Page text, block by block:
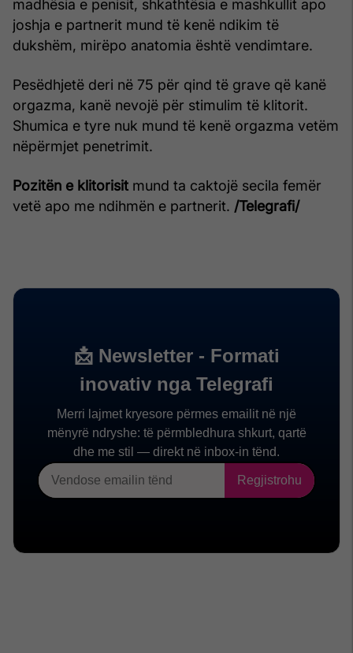
madhësia e penisit, shkathtësia e mashkullit apo
joshja e partnerit mund të kenë ndikim të
dukshëm, mirëpo anatomia është vendimtare.
Pesëdhjetë deri në 75 për qind të grave që kanë
orgazma, kanë nevojë për stimulim të klitorit.
Shumica e tyre nuk mund të kenë orgazma vetëm
nëpërmjet penetrimit.
Pozitën e klitorisit mund ta caktojë secila femër
vetë apo me ndihmën e partnerit. /Telegrafi/